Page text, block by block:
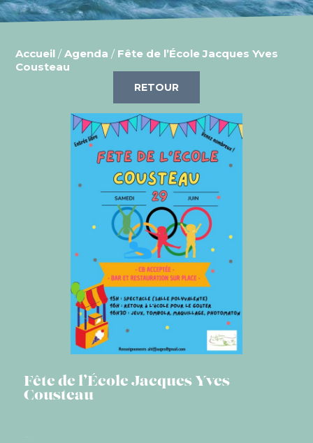
Accueil /Agenda / Fête de l’École Jacques Yves
Cousteau
RETOUR
Fête de l’École Jacques Yves
Cousteau